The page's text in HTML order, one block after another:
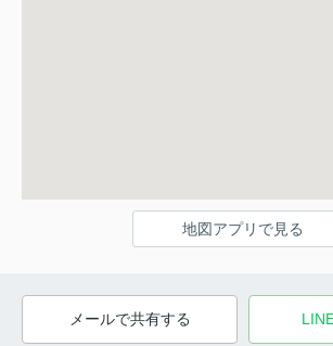
地図アプリで見る
メールで共有する